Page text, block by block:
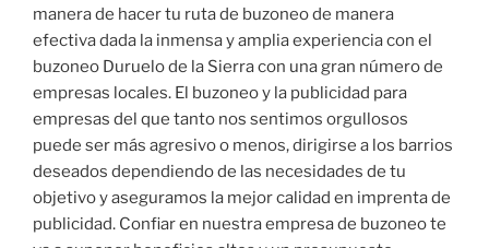
manera de hacer tu ruta de buzoneo de manera
efectiva dada la inmensa y amplia experiencia con el
buzoneo Duruelo de la Sierra con una gran número de
empresas locales. El buzoneo y la publicidad para
empresas del que tanto nos sentimos orgullosos
puede ser más agresivo o menos, dirigirse a los barrios
deseados dependiendo de las necesidades de tu
objetivo y aseguramos la mejor calidad en imprenta de
publicidad. Confiar en nuestra empresa de buzoneo te